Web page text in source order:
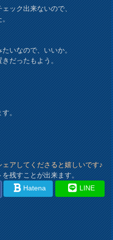
ック出来ないので、
。
いなので、いいか。
きだったもよう。
す。
アしてくださると嬉しいです♪
残すことが出来ます。
Hatena LINE